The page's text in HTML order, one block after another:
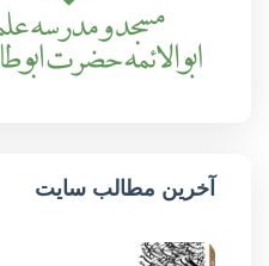
آخرین مطالب سایت